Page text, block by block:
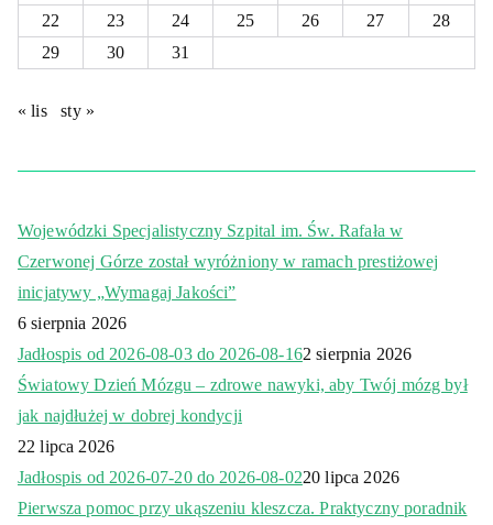
22
23 24 25 26 27
28
29
30 31
« lis sty »
Wojewódzki Specjalistyczny Szpital im. Św. Rafała w
Czerwonej Górze został wyróżniony w ramach prestiżowej
inicjatywy „Wymagaj Jakości”
6 sierpnia 2026
Jadłospis od 2026-08-03 do 2026-08-162 sierpnia 2026
Światowy Dzień Mózgu – zdrowe nawyki, aby Twój mózg był
jak najdłużej w dobrej kondycji
22 lipca 2026
Jadłospis od 2026-07-20 do 2026-08-0220 lipca 2026
Pierwsza pomoc przy ukąszeniu kleszcza. Praktyczny poradnik